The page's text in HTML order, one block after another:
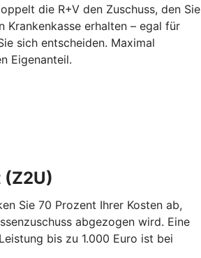
die R+V den Zuschuss, den Sie
Krankenkasse erhalten – egal für
sich entscheiden. Maximal
Eigenanteil.
Sie 70 Prozent Ihrer Kosten ab,
abgezogen wird. Eine
bis zu 1.000 Euro ist bei